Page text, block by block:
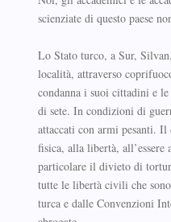
scienziate di questo paese
Lo Stato turco, a Sur,
località, attraverso
condanna i suoi cittadini e
di sete. In condizioni di
attaccati con armi pesanti.
fisica, alla libertà,
particolare il divieto di
tutte le libertà civili che
turca e dalle Convenzioni